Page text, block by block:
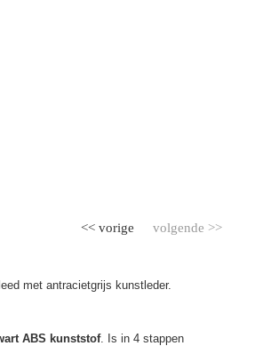
volgende >>
<< vorige
met antracietgrijs kunstleder.
ABS kunststof. Is in 4 stappen